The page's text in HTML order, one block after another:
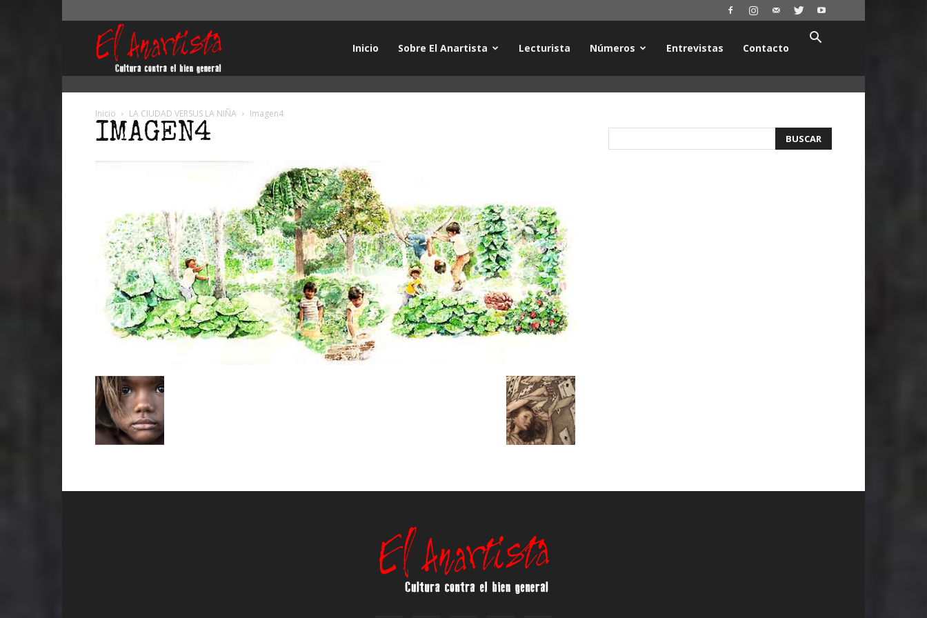
Inicio Sobre El Anartista Lecturista Números Entrevistas Contacto
Inicio LA CIUDAD VERSUS LA NIÑA Imagen4
IMAGEN4